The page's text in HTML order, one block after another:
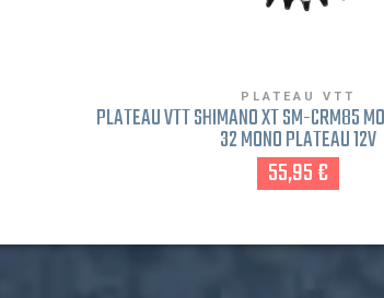
PLATEAU VTT
PLATEAU VTT SHIMANO XT SM-CRM85
32 MONO PLATEAU 12V
55,95 €